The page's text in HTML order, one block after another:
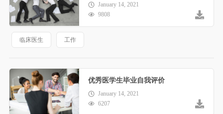
January 14, 2021
9808
临床医生 工作
优秀医学生毕业自我评价
January 14, 2021
6207